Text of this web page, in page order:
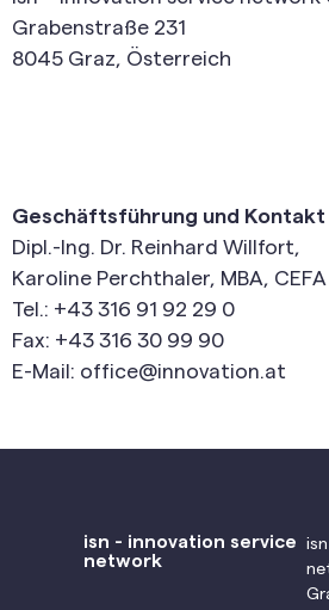
Grabenstraße 231
8045 Graz, Österreich
Geschäftsführung und Kontakt
Dipl.-Ing. Dr. Reinhard Willfort,
Karoline Perchthaler, MBA, CEFA
Tel.: +43 316 91 92 29 0
Fax: +43 316 30 99 90
E-Mail: office@innovation.at
isn - innovation service
network